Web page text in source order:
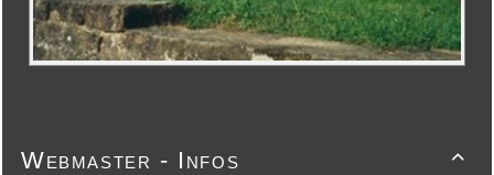

Webmaster - Infos